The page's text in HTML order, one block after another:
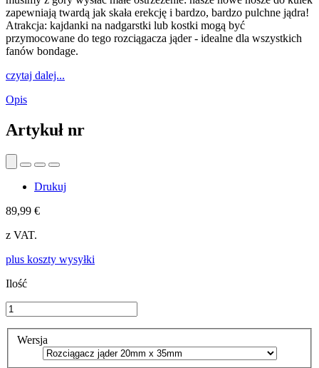
zapewniają twardą jak skała erekcję i bardzo, bardzo pulchne jądra!
Atrakcja: kajdanki na nadgarstki lub kostki mogą być
przymocowane do tego rozciągacza jąder - idealne dla wszystkich
fanów bondage.
czytaj dalej...
Opis
Artykuł nr
Drukuj
89,99 €
z VAT.
plus koszty wysyłki
Ilość
Wersja